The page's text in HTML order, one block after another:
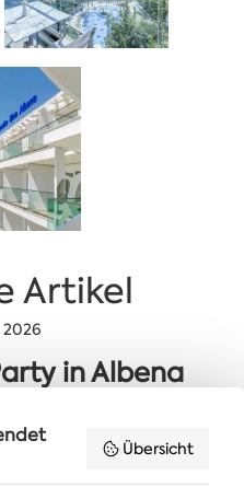
Artikel
in Albena
Übersicht